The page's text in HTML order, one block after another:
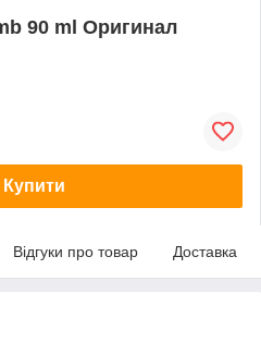
90 ml Оригинал
Купити
Відгуки про товар Доставка